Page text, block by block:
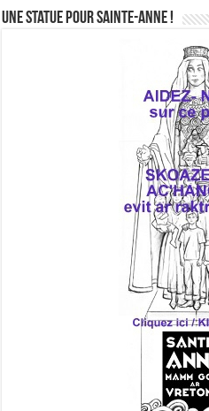
Une statue pour Sainte-Anne !